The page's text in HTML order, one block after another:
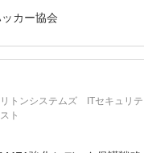
カー協会
トンシステムズ ITセキュリテ
ト